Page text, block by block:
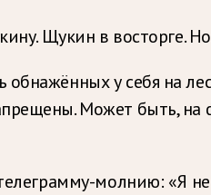
Щукин в восторге.
обнажённых у себя на
Может быть, на
молнию: «Я не